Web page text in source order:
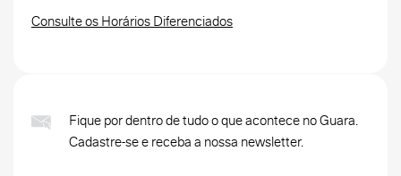
Consulte os Horários Diferenciados
Fique por dentro de tudo o que acontece no Guara.
Cadastre-se e receba a nossa newsletter.